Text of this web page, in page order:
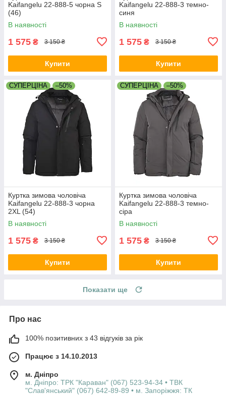
Kaifangelu 22-888-5 чорна S
(46)
В наявності
1 575 ₴ 3 150 ₴
Купити
Kaifangelu 22-888-3 темно-
синя
В наявності
1 575 ₴ 3 150 ₴
Купити
СУПЕРЦІНА –50%
Куртка зимова чоловіча
Kaifangelu 22-888-3 чорна
2XL (54)
В наявності
1 575 ₴ 3 150 ₴
Купити
СУПЕРЦІНА –50%
Куртка зимова чоловіча
Kaifangelu 22-888-3 темно-
сіра
В наявності
1 575 ₴ 3 150 ₴
Купити
Показати ще
Про нас
100% позитивних з 43 відгуків за рік
Працює з 14.10.2013
м. Дніпро
м. Дніпро: ТРК "Караван" (067) 523-94-34 • ТВК
"Слав'янський" (067) 642-89-89 • м. Запоріжжя: ТК